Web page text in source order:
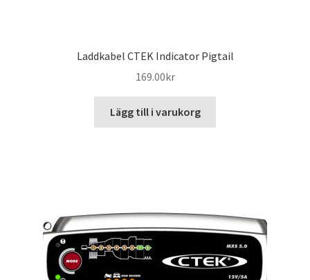
Laddkabel CTEK Indicator Pigtail
169.00kr
Lägg till i varukorg